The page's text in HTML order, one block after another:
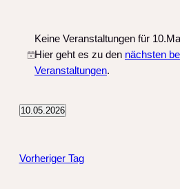
für
10.Mai
Hinweis
Keine Veranstaltungen für
Hier geht es zu den nächsten
Veranstaltungen.
10.05.2026
Vorheriger Tag